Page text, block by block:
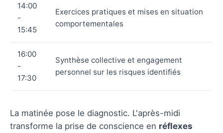
14:00
-
15:45
Exercices pratiques et mises en situation
comportementales
16:00
-
17:30
Synthèse collective et engagement
personnel sur les risques identifiés
La matinée pose le diagnostic. L'après-midi
transforme la prise de conscience en réflexes